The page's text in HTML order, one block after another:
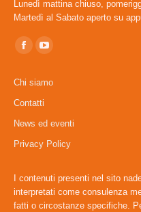
Lunedì mattina chiuso,
Martedì al Sabato aperto su
Ci puoi trovare su:
Facebook
opens
in
new
window
YouTube
opens
in
new
window
Chi siamo
Contatti
News ed eventi
Privacy Policy
I contenuti presenti nel sito
interpretati come consulenza
fatti o circostanze specifiche.